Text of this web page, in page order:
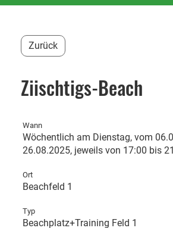
Zurück
Ziischtigs-Beach
Wann
Wöchentlich am Dienstag, vom
26.08.2025, jeweils von 17:00 bis
Ort
Beachfeld 1
Typ
Beachplatz+Training Feld 1